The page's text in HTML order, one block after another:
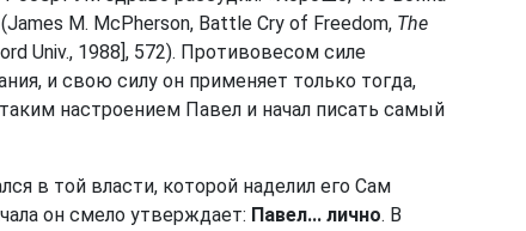
M. McPherson, Battle Cry of Freedom, The
Univ., 1988], 572). Противовесом силе
и свою силу он применяет только тогда,
настроением Павел и начал писать самый
в той власти, которой наделил его Сам
он смело утверждает: Павел... лично. В